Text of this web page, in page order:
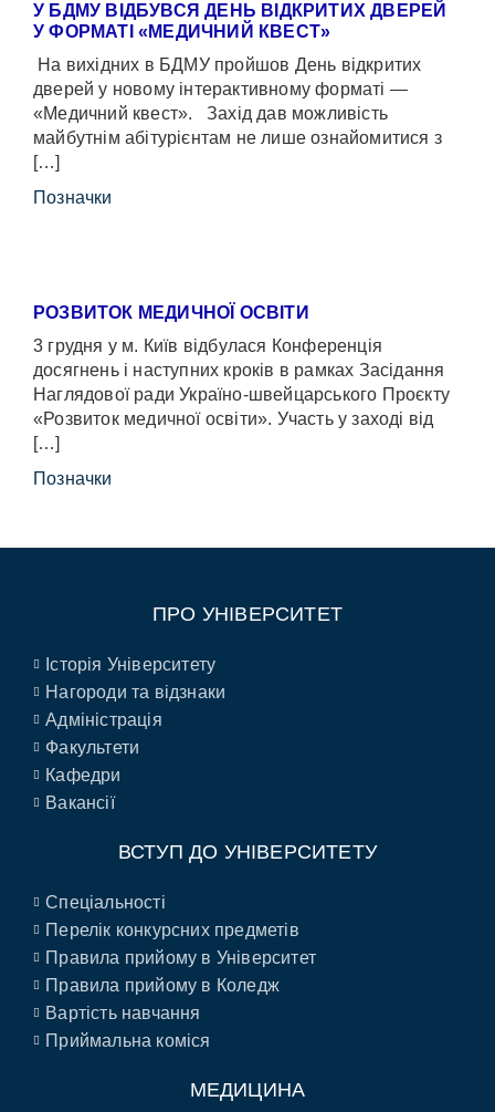
У БДМУ ВІДБУВСЯ ДЕНЬ ВІДКРИТИХ ДВЕРЕЙ
У ФОРМАТІ «МЕДИЧНИЙ КВЕСТ»
На вихідних в БДМУ пройшов День відкритих
дверей у новому інтерактивному форматі —
«Медичний квест». Захід дав можливість
майбутнім абітурієнтам не лише ознайомитися з
[…]
Позначки
РОЗВИТОК МЕДИЧНОЇ ОСВІТИ
3 грудня у м. Київ відбулася Конференція
досягнень і наступних кроків в рамках Засідання
Наглядової ради Україно-швейцарського Проєкту
«Розвиток медичної освіти». Участь у заході від
[…]
Позначки
ПРО УНІВЕРСИТЕТ
Історія Університету
Нагороди та відзнаки
Адміністрація
Факультети
Кафедри
Вакансії
ВСТУП ДО УНІВЕРСИТЕТУ
Спеціальності
Перелік конкурсних предметів
Правила прийому в Університет
Правила прийому в Коледж
Вартість навчання
Приймальна коміся
МЕДИЦИНА